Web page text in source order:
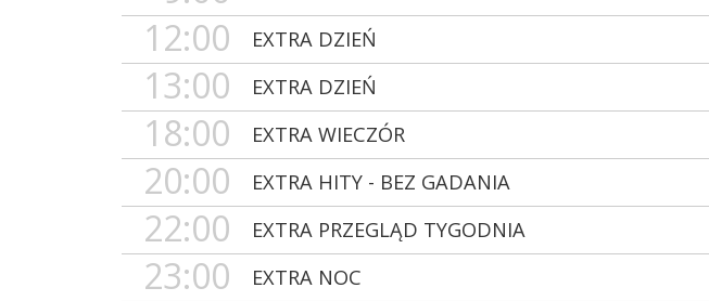
12:00 EXTRA DZIEŃ
13:00 EXTRA DZIEŃ
18:00 EXTRA WIECZÓR
20:00 EXTRA HITY - BEZ GADANIA
22:00 EXTRA PRZEGLĄD TYGODNIA
23:00 EXTRA NOC